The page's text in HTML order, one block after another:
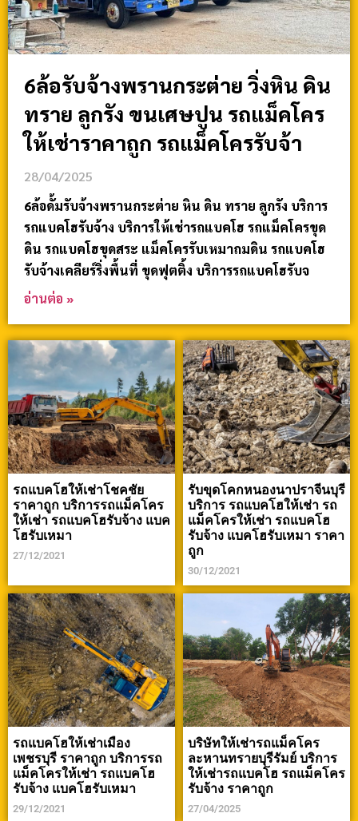
6ล้อรับจ้างพรานกระต่าย วิ่งหิน ดิน
ทราย ลูกรัง ขนเศษปูน รถแม็คโคร
ให้เช่าราคาถูก รถแม็คโครรับจ้า
28/04/2025
6ล้อดั้มรับจ้างพรานกระต่าย หิน ดิน ทราย ลูกรัง บริการ
รถแบคโฮรับจ้าง บริการให้เช่ารถแบคโฮ รถแม็คโครขุด
ดิน รถแบคโฮขุดสระ แม็คโครรับเหมาถมดิน รถแบคโฮ
รับจ้างเคลียร์ริ่งพื้นที่ ขุดฟุตติ้ง บริการรถแบคโฮรับจ
อ่านต่อ »
รถแบคโฮให้เช่าโชคชัย
ราคาถูก บริการรถแม็คโคร
ให้เช่า รถแบคโฮรับจ้าง แบค
โฮรับเหมา
27/12/2021
รับขุดโคกหนองนาปราจีนบุรี
บริการ รถแบคโฮให้เช่า รถ
แม็คโครให้เช่า รถแบคโฮ
รับจ้าง แบคโฮรับเหมา ราคา
ถูก
30/12/2021
รถแบคโฮให้เช่าเมือง
เพชรบุรี ราคาถูก บริการรถ
แม็คโครให้เช่า รถแบคโฮ
รับจ้าง แบคโฮรับเหมา
29/12/2021
บริษัทให้เช่ารถแม็คโคร
ละหานทรายบุรีรัมย์ บริการ
ให้เช่ารถแบคโฮ รถแม็คโคร
รับจ้าง ราคาถูก
27/04/2025